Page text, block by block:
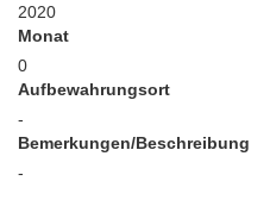
2020
Monat
0
Aufbewahrungsort
-
Bemerkungen/Beschreibung
-